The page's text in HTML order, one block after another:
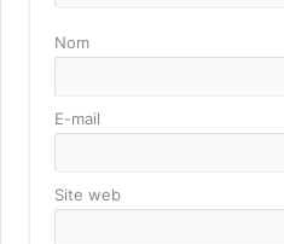
Nom
E-mail
Site web